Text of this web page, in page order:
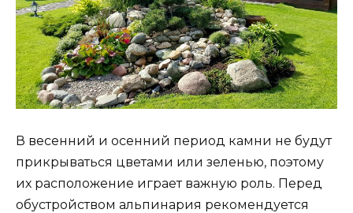
В весенний и осенний период камни не будут
прикрываться цветами или зеленью, поэтому
их расположение играет важную роль. Перед
обустройством альпинария рекомендуется